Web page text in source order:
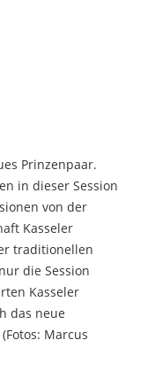
Prinzenpaar.
in dieser Session
von der
Kasseler
traditionellen
die Session
Kasseler
das neue
Marcus